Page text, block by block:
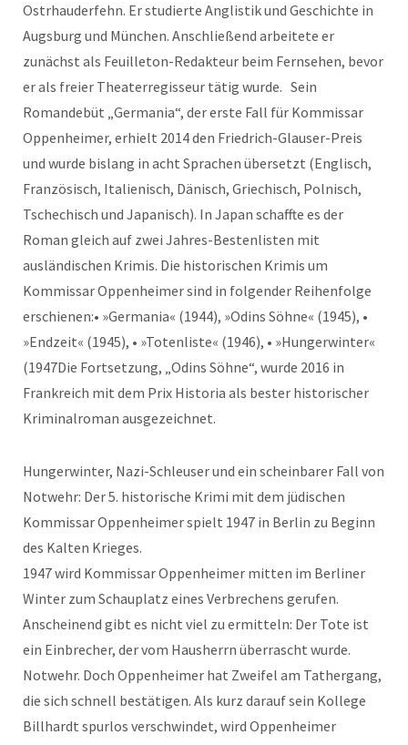
Ostrhauderfehn. Er studierte Anglistik und Geschichte in
Augsburg und München. Anschließend arbeitete er
zunächst als Feuilleton-Redakteur beim Fernsehen, bevor
er als freier Theaterregisseur tätig wurde. Sein
Romandebüt „Germania“, der erste Fall für Kommissar
Oppenheimer, erhielt 2014 den Friedrich-Glauser-Preis
und wurde bislang in acht Sprachen übersetzt (Englisch,
Französisch, Italienisch, Dänisch, Griechisch, Polnisch,
Tschechisch und Japanisch). In Japan schaffte es der
Roman gleich auf zwei Jahres-Bestenlisten mit
ausländischen Krimis. Die historischen Krimis um
Kommissar Oppenheimer sind in folgender Reihenfolge
erschienen:• »Germania« (1944), »Odins Söhne« (1945), •
»Endzeit« (1945), • »Totenliste« (1946), • »Hungerwinter«
(1947Die Fortsetzung, „Odins Söhne“, wurde 2016 in
Frankreich mit dem Prix Historia als bester historischer
Kriminalroman ausgezeichnet.
Hungerwinter, Nazi-Schleuser und ein scheinbarer Fall von
Notwehr: Der 5. historische Krimi mit dem jüdischen
Kommissar Oppenheimer spielt 1947 in Berlin zu Beginn
des Kalten Krieges.
1947 wird Kommissar Oppenheimer mitten im Berliner
Winter zum Schauplatz eines Verbrechens gerufen.
Anscheinend gibt es nicht viel zu ermitteln: Der Tote ist
ein Einbrecher, der vom Hausherrn überrascht wurde.
Notwehr. Doch Oppenheimer hat Zweifel am Tathergang,
die sich schnell bestätigen. Als kurz darauf sein Kollege
Billhardt spurlos verschwindet, wird Oppenheimer